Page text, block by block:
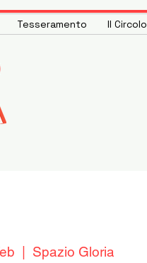
Tesseramento Il Circolo
Spazio Gloria